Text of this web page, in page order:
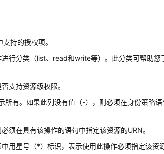
持的授权项。
行分类（list、read和write等）。此分类可帮助您
支持资源级权限。
所有。如果此列没有值（-），则必须在身份策略
须在具有该操作的语句中指定该资源的URN。
用星号（*）标识，表示使用此操作必须指定该资